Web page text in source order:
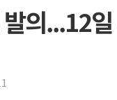
강
빚
의...12